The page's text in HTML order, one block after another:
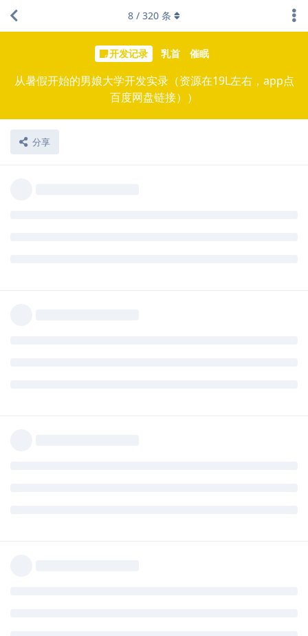
开发记录 乳首 催眠
从暑假开始的男娘大学开发实录（资源在19L左右，app点
百度网盘链接））
分享
8 / 320 条